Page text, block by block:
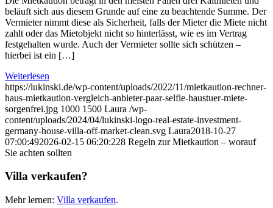
beläuft sich aus diesem Grunde auf eine zu beachtende Summe. Der
Vermieter nimmt diese als Sicherheit, falls der Mieter die Miete nicht
zahlt oder das Mietobjekt nicht so hinterlässt, wie es im Vertrag
festgehalten wurde. Auch der Vermieter sollte sich schützen –
hierbei ist ein […]
Weiterlesen
https://lukinski.de/wp-content/uploads/2022/11/mietkaution-rechner-
haus-mietkaution-vergleich-anbieter-paar-selfie-haustuer-miete-
sorgenfrei.jpg 1000 1500 Laura /wp-
content/uploads/2024/04/lukinski-logo-real-estate-investment-
germany-house-villa-off-market-clean.svg Laura2018-10-27
07:00:492026-02-15 06:20:228 Regeln zur Mietkaution – worauf
Sie achten sollten
Villa verkaufen?
Mehr lernen: Villa verkaufen.